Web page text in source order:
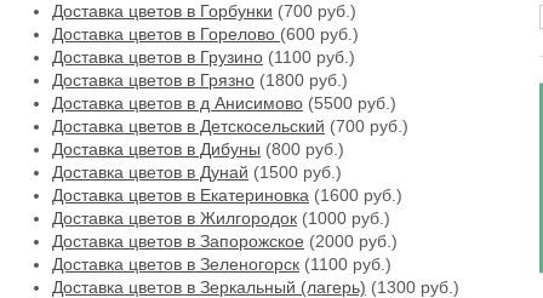
Доставка цветов в Горбунки (700 руб.)
Доставка цветов в Горелово (600 руб.)
Доставка цветов в Грузино (1100 руб.)
Доставка цветов в Грязно (1800 руб.)
Доставка цветов в д Анисимово (5500 руб.)
Доставка цветов в Детскосельский (700 руб.)
Доставка цветов в Дибуны (800 руб.)
Доставка цветов в Дунай (1500 руб.)
Доставка цветов в Екатериновка (1600 руб.)
Доставка цветов в Жилгородок (1000 руб.)
Доставка цветов в Запорожское (2000 руб.)
Доставка цветов в Зеленогорск (1100 руб.)
Доставка цветов в Зеркальный (лагерь) (1300 руб.)